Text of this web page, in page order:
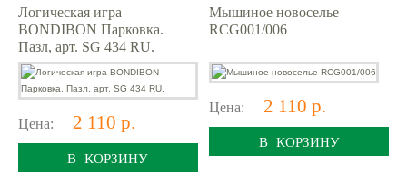
Логическая игра
BONDIBON Парковка.
Пазл, арт. SG 434 RU.
Цена: 2 110 р.
В КОРЗИНУ
Мышиное новоселье
RCG001/006
Цена: 2 110 р.
В КОРЗИНУ